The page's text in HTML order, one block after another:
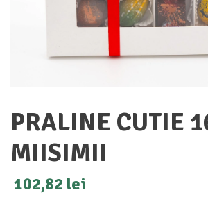
PRALINE CUTIE
MIISIMII
102,82 lei